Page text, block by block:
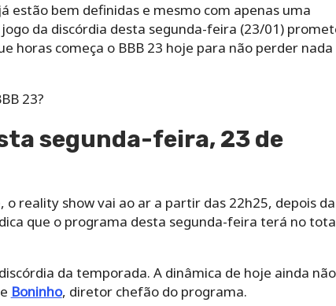
bem definidas e mesmo com apenas uma
da discórdia desta segunda-feira (23/01)
horas começa o BBB 23 hoje para não perder nada
23?
segunda-feira, 23 de
reality show vai ao ar a partir das 22h25, depois da
que o programa desta segunda-feira terá no
da temporada. A dinâmica de hoje ainda não
Boninho, diretor chefão do programa.